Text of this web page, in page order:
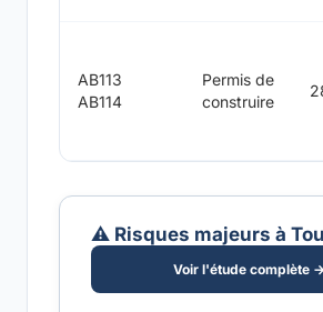
AB113
AB114
Permis de
construire
⚠️ Risques majeurs à
Voir l'étude complète →